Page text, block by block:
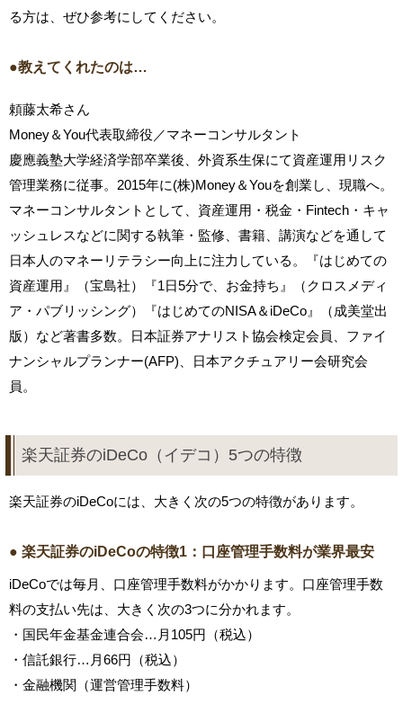
る方は、ぜひ参考にしてください。
●教えてくれたのは…
頼藤太希さん
Money＆You代表取締役／マネーコンサルタント
慶應義塾大学経済学部卒業後、外資系生保にて資産運用リスク
管理業務に従事。2015年に(株)Money＆Youを創業し、現職へ。
マネーコンサルタントとして、資産運用・税金・Fintech・キャ
ッシュレスなどに関する執筆・監修、書籍、講演などを通して
日本人のマネーリテラシー向上に注力している。『はじめての
資産運用』（宝島社）『1日5分で、お金持ち』（クロスメディ
ア・パブリッシング）『はじめてのNISA＆iDeCo』（成美堂出
版）など著書多数。日本証券アナリスト協会検定会員、ファイ
ナンシャルプランナー(AFP)、日本アクチュアリー会研究会
員。
楽天証券のiDeCo（イデコ）5つの特徴
楽天証券のiDeCoには、大きく次の5つの特徴があります。
● 楽天証券のiDeCoの特徴1：口座管理手数料が業界最安
iDeCoでは毎月、口座管理手数料がかかります。口座管理手数
料の支払い先は、大きく次の3つに分かれます。
・国民年金基金連合会…月105円（税込）
・信託銀行…月66円（税込）
・金融機関（運営管理手数料）